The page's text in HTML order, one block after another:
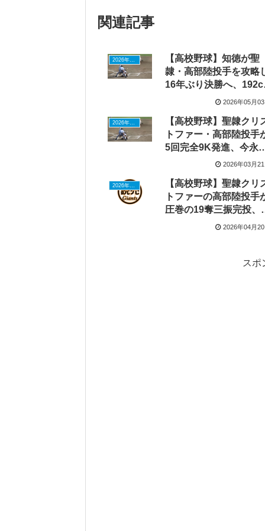
関連記事
2026年ドラフトニュース
【高校野球】知徳が聖
隷・高部陸投手を攻略
16年ぶり決勝へ、
左腕・渡辺大地が1失点
る
2026年05月
2026年ドラフトニュース
【高校野球】聖隷クリ
トファー・高部陸投手
5回完全9K発進、今永
太投手を参考にした新
2026年03月
【高校野球】聖隷クリ
トファーの高部陸投手
圧巻の19奪三振完投、
人スカウト「噂通り」
2026年04月
スポ